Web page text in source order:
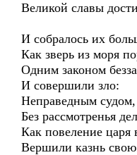
Великой славы
И собралось их
Как зверь из моря
Одним законом
И совершили зло:
Неправедным судом,
Без рассмотренья
Как повеление царя
Вершили казнь